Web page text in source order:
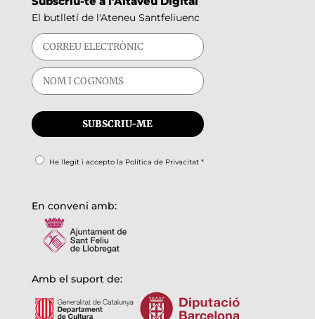
El butlletí de l'Ateneu Santfeliuenc
He llegit i accepto la Política de Privacitat*
En conveni amb:
Amb el suport de: